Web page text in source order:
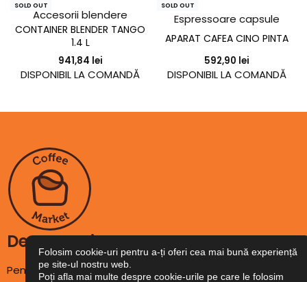
SOLD OUT
Accesorii blendere
CONTAINER BLENDER TANGO
1.4 L
941,84 lei
DISPONIBIL LA COMANDĂ
SOLD OUT
Espressoare capsule
APARAT CAFEA CINO PINTA
592,90 lei
DISPONIBIL LA COMANDĂ
Despre noi
Pentru noi, cafeaua nu este un simplu produs de consum
Folosim cookie-uri pentru a-ți oferi cea mai bună experiență
pe site-ul nostru web.
Poți afla mai multe despre cookie-urile pe care le folosim